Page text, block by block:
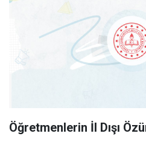
Öğretmenlerin İl Dışı